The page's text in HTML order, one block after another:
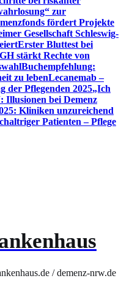
zur
fördert Projekte
Gesellschaft Schleswig-
Erster Bluttest bei
stärkt Rechte von
Buchempfehlung:
zu lebenLecanemab –
der Pflegenden 2025„Ich
Illusionen bei Demenz
Kliniken unzureichend
Patienten – Pflege
/ demenz-nrw.de